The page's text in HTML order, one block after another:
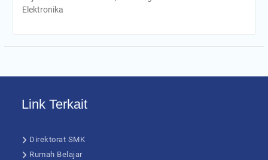
Elektronika
Link Terkait
Direktorat SMK
Rumah Belajar